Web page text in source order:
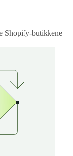
Shopify-butikkene